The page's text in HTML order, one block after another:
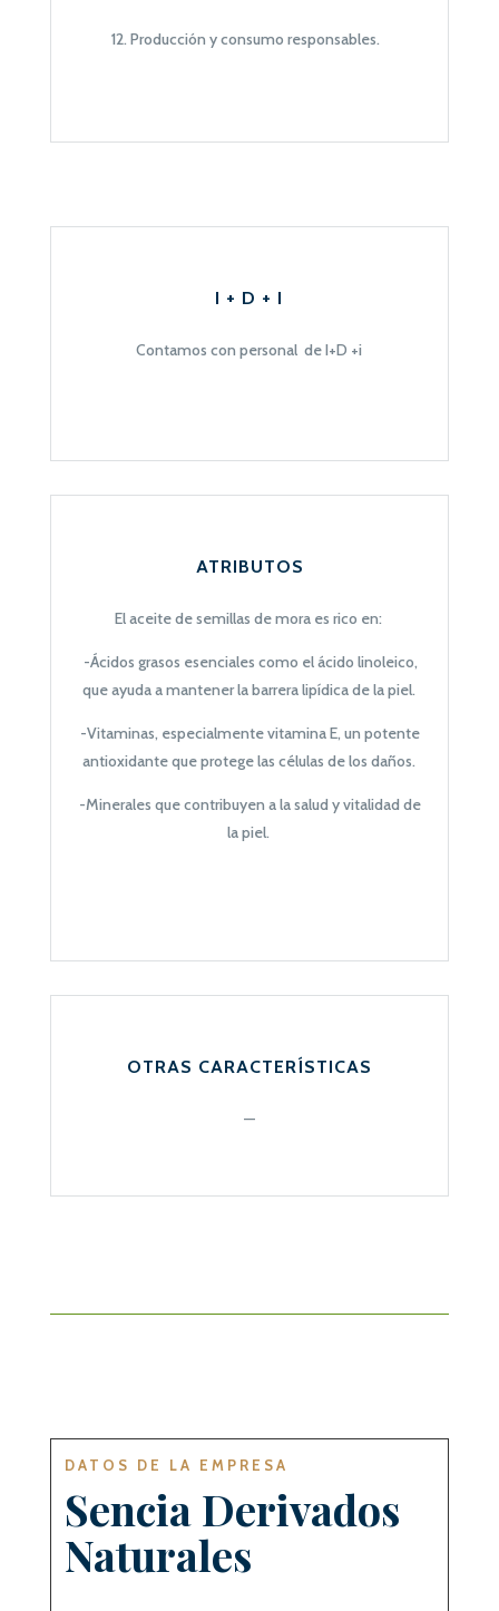
12. Producción y consumo responsables.
I + D + I
Contamos con personal de I+D +i
ATRIBUTOS
El aceite de semillas de mora es rico en:
-Ácidos grasos esenciales como el ácido linoleico,
que ayuda a mantener la barrera lipídica de la piel.
-Vitaminas, especialmente vitamina E, un potente
antioxidante que protege las células de los daños.
-Minerales que contribuyen a la salud y vitalidad de
la piel.
OTRAS CARACTERÍSTICAS
—
DATOS DE LA EMPRESA
Sencia Derivados
Naturales